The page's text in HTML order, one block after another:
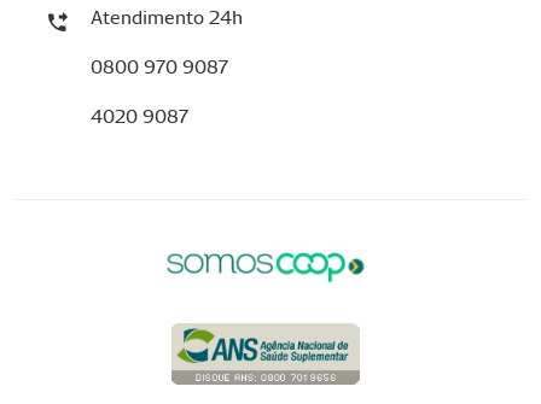
Atendimento 24h
0800 970 9087
4020 9087